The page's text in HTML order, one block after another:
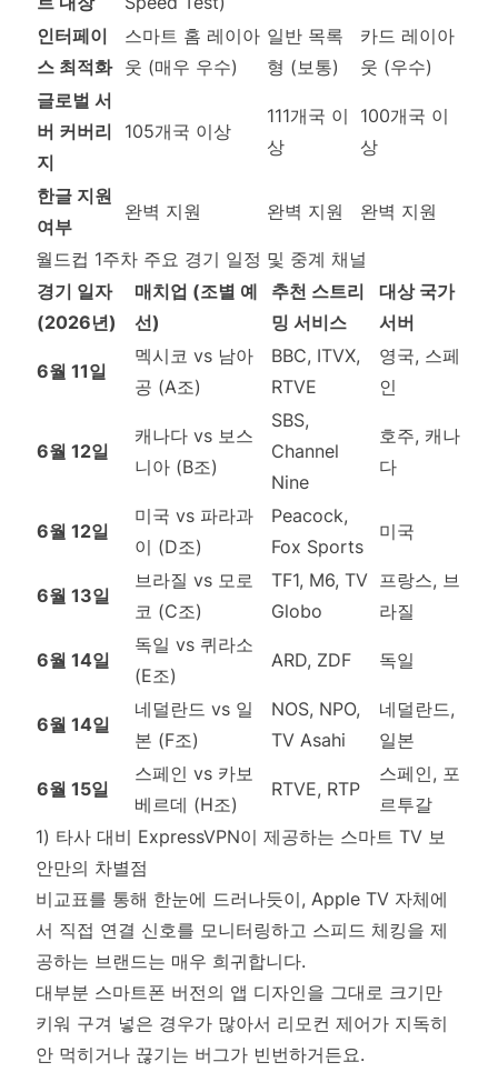
인터페이
스 최적화
스마트 홈 레이아
웃 (매우 우수)
일반 목록
형 (보통)
카드 레이아
웃 (우수)
글로벌 서
버 커버리
지
105개국 이상
111개국 이
상
100개국 이
상
한글 지원
여부
완벽 지원 완벽 지원 완벽 지원
월드컵 1주차 주요 경기 일정 및 중계 채널
경기 일자
(2026년)
매치업 (조별 예
선)
추천 스트리
밍 서비스
대상 국가
서버
6월 11일
멕시코 vs 남아
공 (A조)
BBC, ITVX,
RTVE
영국, 스페
인
6월 12일
캐나다 vs 보스
니아 (B조)
SBS,
Channel
Nine
호주, 캐나
다
6월 12일
미국 vs 파라과
이 (D조)
Peacock,
Fox Sports
미국
6월 13일
브라질 vs 모로
코 (C조)
TF1, M6, TV
Globo
프랑스, 브
라질
6월 14일
독일 vs 퀴라소
(E조)
ARD, ZDF 독일
6월 14일
네덜란드 vs 일
본 (F조)
NOS, NPO,
TV Asahi
네덜란드,
일본
6월 15일
스페인 vs 카보
베르데 (H조)
RTVE, RTP
스페인, 포
르투갈
1) 타사 대비 ExpressVPN이 제공하는 스마트 TV 보
안만의 차별점
비교표를 통해 한눈에 드러나듯이, Apple TV 자체에
서 직접 연결 신호를 모니터링하고 스피드 체킹을 제
공하는 브랜드는 매우 희귀합니다.
대부분 스마트폰 버전의 앱 디자인을 그대로 크기만
키워 구겨 넣은 경우가 많아서 리모컨 제어가 지독히
안 먹히거나 끊기는 버그가 빈번하거든요.